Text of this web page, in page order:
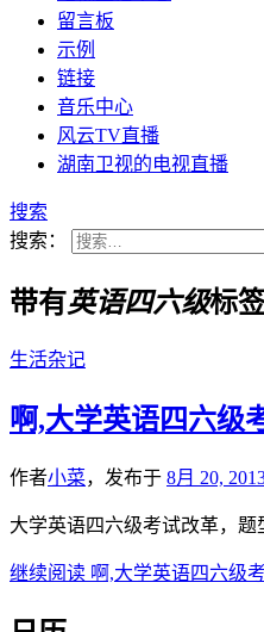
留言板
示例
链接
音乐中心
风云TV直播
湖南卫视的电视直播
搜索
搜索：
带有英语四六级标
生活杂记
啊,大学英语四六级
作者小菜，发布于 8月 20,
大学英语四六级考试改革，题
继续阅读 啊,大学英语四六级